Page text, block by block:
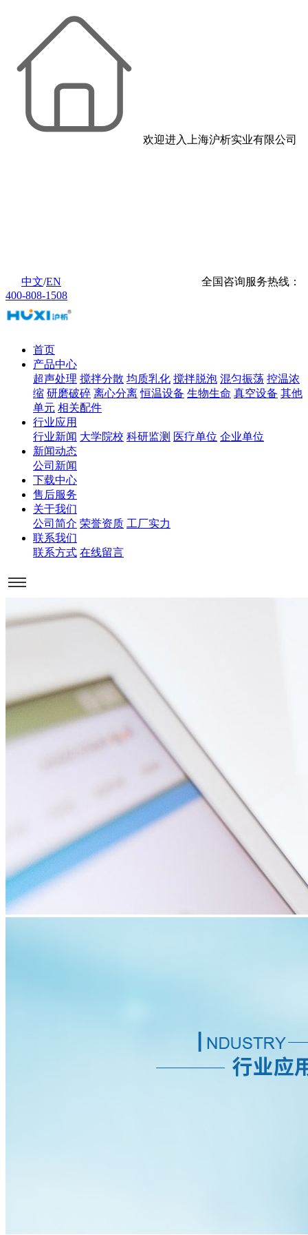
欢迎进入上海沪析实业有限公司
中文/EN
全国咨询服务热线：
400-808-1508
首页
产品中心
超声处理 搅拌分散 均质乳化 搅拌脱泡 混匀振荡 控温浓
缩 研磨破碎 离心分离 恒温设备 生物生命 真空设备 其他
单元 相关配件
行业应用
行业新闻 大学院校 科研监测 医疗单位 企业单位
新闻动态
公司新闻
下载中心
售后服务
关于我们
公司简介 荣誉资质 工厂实力
联系我们
联系方式 在线留言